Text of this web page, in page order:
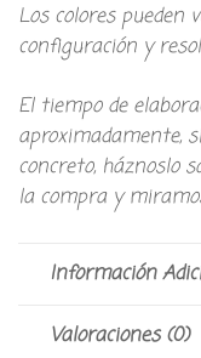
Los colores pueden
configuración y
El tiempo de
aproximadamente,
concreto, háznoslo
la compra y
Información
Valoraciones (0)